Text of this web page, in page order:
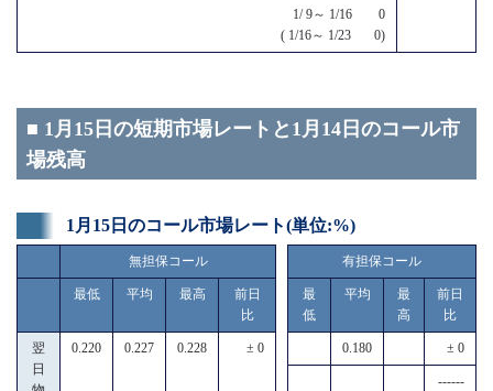
1/ 9～ 1/16 0
( 1/16～ 1/23 0)
■ 1月15日の短期市場レートと1月14日のコール市
場残高
1月15日のコール市場レート(単位:%)
無担保コール
最低 平均 最高
前日
比
翌
日
0.220 0.227 0.228 ± 0
有担保コール
最
低
平均
最
高
前日
比
0.180 ± 0
------